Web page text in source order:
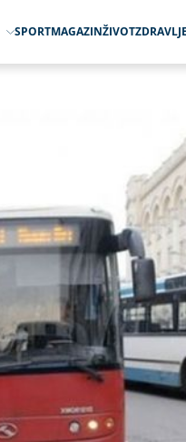
SPORTMAGAZINŽIVOT